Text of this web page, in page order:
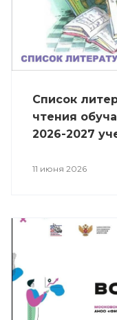
Список
чтения
2026-2027
11 июня 2026